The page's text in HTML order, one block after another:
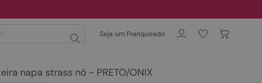
Seja um Franqueado
napa strass nó - PRETO/ONIX